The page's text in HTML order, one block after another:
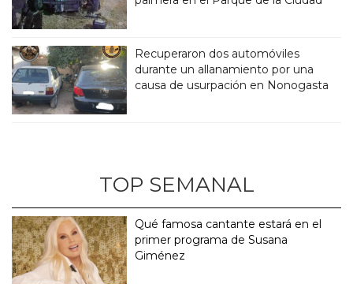
Recuperaron dos automóviles
durante un allanamiento por una
causa de usurpación en Nonogasta
TOP SEMANAL
Qué famosa cantante estará en el
primer programa de Susana
Giménez